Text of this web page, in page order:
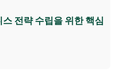
전략 수립을 위한 핵심